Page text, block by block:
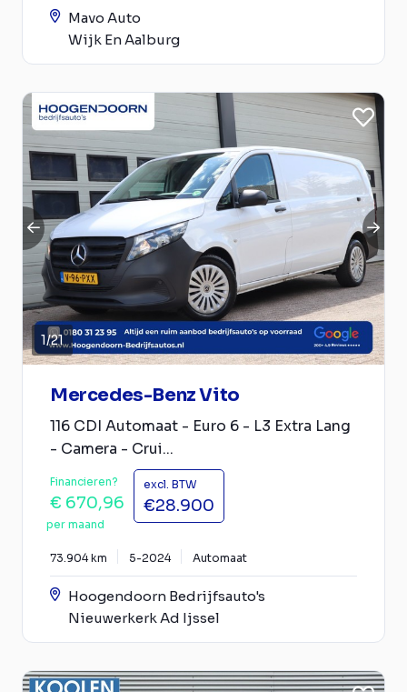
Mavo Auto
Wijk En Aalburg
1/21
Mercedes-Benz Vito
116 CDI Automaat - Euro 6 - L3 Extra Lang
- Camera - Crui...
Financieren?
€ 670,96
per maand
excl. BTW
€28.900
73.904 km 5-2024 Automaat
Hoogendoorn Bedrijfsauto's
Nieuwerkerk Ad Ijssel